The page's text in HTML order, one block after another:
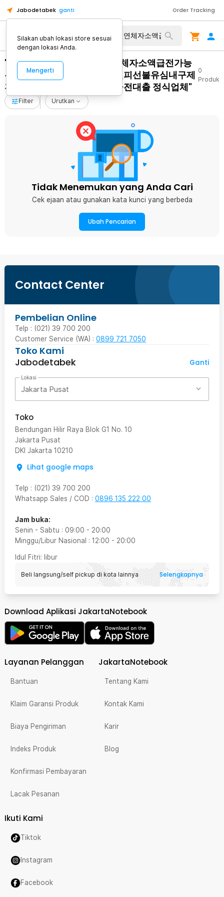
Jabodetabek ganti Order Tracking
"탤ㄹH그램 Banonpi 통신연체자소액급전가능
무직자모바일비상금대출 바넌피선불유심내구제
후불폰유심매매 노원구소액급전대출 정식업체"
0
Produk
Filter Urutkan
Tidak Menemukan yang Anda Cari
Cek ejaan atau gunakan kata kunci yang berbeda
Ubah Pencarian
Contact Center
Pembelian Online
Telp : (021) 39 700 200
Customer Service (WA) : 0899 721 7050
Toko Kami
Jabodetabek
Ganti
Lokasi
Jakarta Pusat
Toko
Bendungan Hilir Raya Blok G1 No. 10
Jakarta Pusat
DKI Jakarta 10210
Lihat google maps
Telp : (021) 39 700 200
Whatsapp Sales / COD : 0896 135 222 00
Jam buka:
Senin - Sabtu : 09:00 - 20:00
Minggu/Libur Nasional : 12:00 - 20:00
Idul Fitri: libur
Beli langsung/self pickup di kota lainnya Selengkapnya
Download Aplikasi JakartaNotebook
Layanan Pelanggan
Bantuan
Klaim Garansi Produk
Biaya Pengiriman
Indeks Produk
Konfirmasi Pembayaran
Lacak Pesanan
JakartaNotebook
Tentang Kami
Kontak Kami
Karir
Blog
Ikuti Kami
Tiktok
Instagram
Facebook
Silakan ubah lokasi store sesuai
dengan lokasi Anda.
Mengerti